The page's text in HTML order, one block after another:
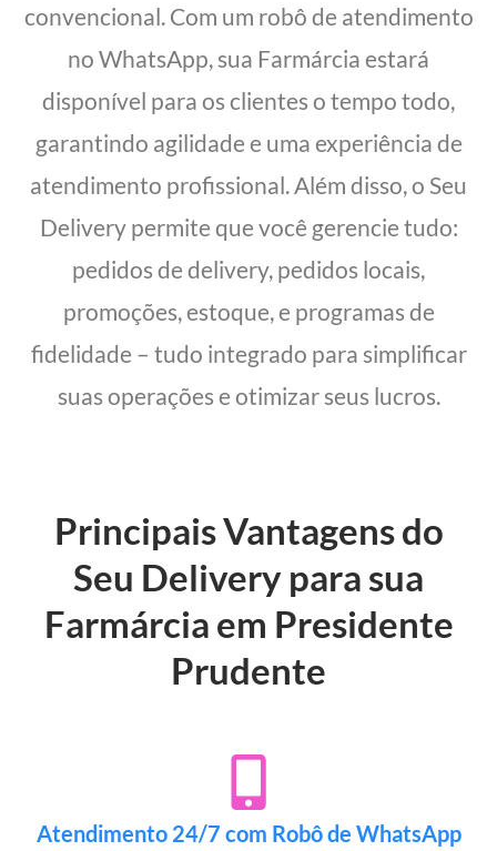
convencional. Com um robô de atendimento
no WhatsApp, sua Farmárcia estará
disponível para os clientes o tempo todo,
garantindo agilidade e uma experiência de
atendimento profissional. Além disso, o Seu
Delivery permite que você gerencie tudo:
pedidos de delivery, pedidos locais,
promoções, estoque, e programas de
fidelidade – tudo integrado para simplificar
suas operações e otimizar seus lucros.
Principais Vantagens do
Seu Delivery para sua
Farmárcia em Presidente
Prudente
Atendimento 24/7 com Robô de WhatsApp